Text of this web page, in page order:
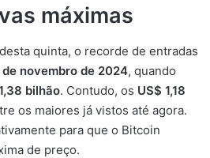
máximas
quinta, o recorde de entradas
de novembro de 2024, quando
bilhão. Contudo, os US$ 1,18
os maiores já vistos até agora.
para que o Bitcoin
de preço.